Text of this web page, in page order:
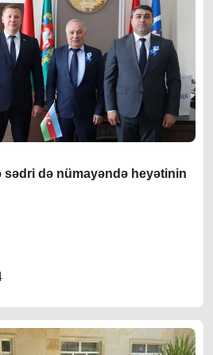
sədri də nümayəndə heyətinin